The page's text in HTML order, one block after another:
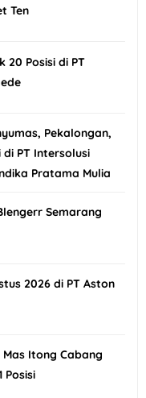
Ten
20 Posisi di PT
Pekalongan,
di PT Intersolusi
Pratama Mulia
Semarang
2026 di PT Aston
Itong Cabang
Posisi